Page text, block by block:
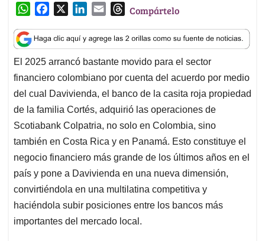
W
a
t
s
A
p
p
c
e
b
o
o
k
n
k
e
d
I
n
a
i
l
T
r
e
a
d
s
Compártelo
El 2025 arrancó bastante movido para el sector
financiero colombiano por cuenta del acuerdo por medio
del cual Davivienda, el banco de la casita roja propiedad
de la familia Cortés, adquirió las operaciones de
Scotiabank Colpatria, no solo en Colombia, sino
también en Costa Rica y en Panamá. Esto constituye el
negocio financiero más grande de los últimos años en el
país y pone a Davivienda en una nueva dimensión,
convirtiéndola en una multilatina competitiva y
haciéndola subir posiciones entre los bancos más
importantes del mercado local.